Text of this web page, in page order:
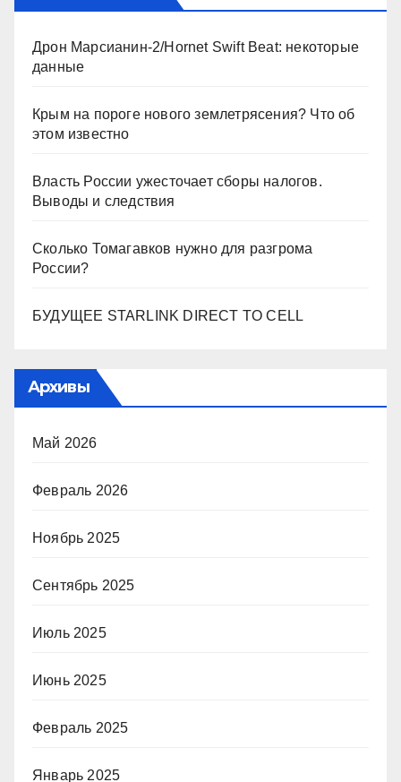
Дрон Марсианин-2/Hornet Swift Beat: некоторые
данные
Крым на пороге нового землетрясения? Что об
этом известно
Власть России ужесточает сборы налогов.
Выводы и следствия
Сколько Томагавков нужно для разгрома
России?
БУДУЩЕЕ STARLINK DIRECT TO CELL
Архивы
Май 2026
Февраль 2026
Ноябрь 2025
Сентябрь 2025
Июль 2025
Июнь 2025
Февраль 2025
Январь 2025